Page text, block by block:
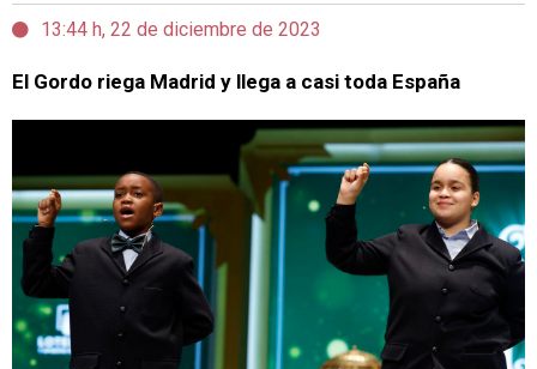
13:44 h, 22 de diciembre de 2023
El Gordo riega Madrid y llega a casi toda España